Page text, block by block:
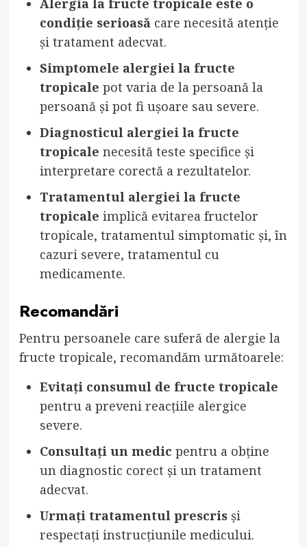
condiție serioasă care necesită atenție
și tratament adecvat.
Simptomele alergiei la fructe
tropicale pot varia de la persoană la
persoană și pot fi ușoare sau severe.
Diagnosticul alergiei la fructe
tropicale necesită teste specifice și
interpretare corectă a rezultatelor.
Tratamentul alergiei la fructe
tropicale implică evitarea fructelor
tropicale, tratamentul simptomatic și, în
cazuri severe, tratamentul cu
medicamente.
Recomandări
Pentru persoanele care suferă de alergie la
fructe tropicale, recomandăm următoarele:
Evitați consumul de fructe tropicale
pentru a preveni reacțiile alergice
severe.
Consultați un medic pentru a obține
un diagnostic corect și un tratament
adecvat.
Urmați tratamentul prescrisși
respectați instrucțiunile medicului.